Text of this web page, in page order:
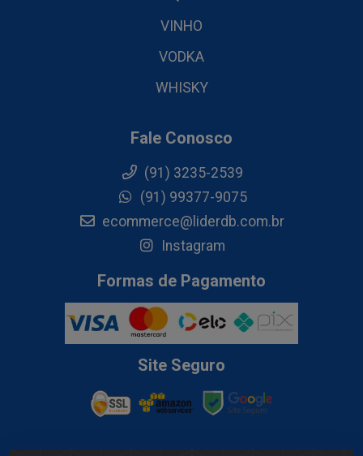
VINHO
VODKA
WHISKY
Fale Conosco
(91) 3235-2539
(91) 99377-9075
ecommerce@liderdb.com.br
Instagram
Formas de Pagamento
Site Seguro